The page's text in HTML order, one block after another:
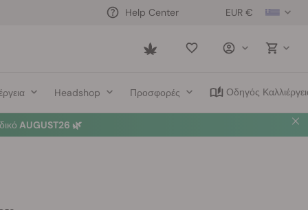
EUR €
Help Center
Saved
Headshop Προσφορές Οδηγός
AUGUST26 🌿